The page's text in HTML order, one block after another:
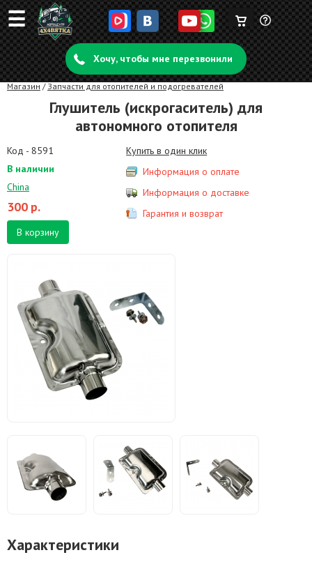
☰ Задать
вопрос
Корзина
пуста
Хочу, чтобы мне перезвонили
Магазин / Запчасти для отопителей и подогревателей
Глушитель (искрогаситель) для
автономного отопителя
Код - 8591
В наличии
China
300 р.
В корзину
Купить в один клик
Информация о оплате
Информация о доставке
Гарантия и возврат
Характеристики